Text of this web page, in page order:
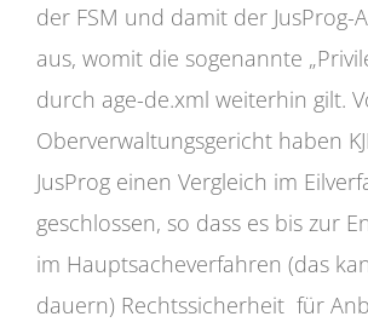
der FSM und damit der JusProg-
aus, womit die sogenannte
durch age-de.xml weiterhin gilt.
Oberverwaltungsgericht haben
JusProg einen Vergleich im
geschlossen, so dass es bis zur
im Hauptsacheverfahren (das
dauern) Rechtssicherheit für